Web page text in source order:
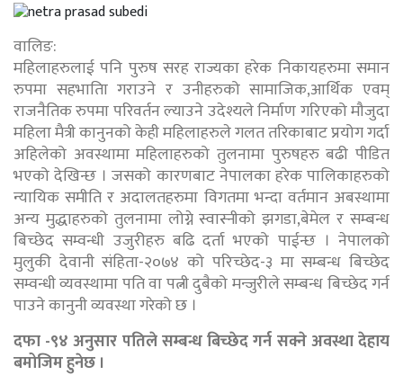
वालिङ:
महिलाहरुलाई पनि पुरुष सरह राज्यका हरेक निकायहरुमा समान
रुपमा सहभातिा गराउने र उनीहरुको सामाजिक,आर्थिक एवम्
राजनैतिक रुपमा परिवर्तन ल्याउने उदेश्यले निर्माण गरिएको मौजुदा
महिला मैत्री कानुनको केही महिलाहरुले गलत तरिकाबाट प्रयोग गर्दा
अहिलेको अवस्थामा महिलाहरुको तुलनामा पुरुषहरु बढी पीडित
भएको देखिन्छ । जसको कारणबाट नेपालका हरेक पालिकाहरुको
न्यायिक समीति र अदालतहरुमा विगतमा भन्दा वर्तमान अबस्थामा
अन्य मुद्धाहरुको तुलनामा लोग्ने स्वास्नीको झगडा,बेमेल र सम्बन्ध
बिच्छेद सम्वन्धी उजुरीहरु बढि दर्ता भएक‍ो पाईन्छ । नेपालको
मुलुकी देवानी संहिता-२०७४ को परिच्छेद-३ मा सम्बन्ध बिच्छेद
सम्वन्धी व्यवस्थामा पति वा पत्नी दुबैको मन्जुरीले सम्बन्ध बिच्छेद गर्न
पाउने कानुनी व्यवस्था गरेको छ ।
दफा -९४ अनुसार पतिले सम्बन्ध बिच्छेद गर्न सक्ने अवस्था देहाय
बमोजिम हुनेछ ।